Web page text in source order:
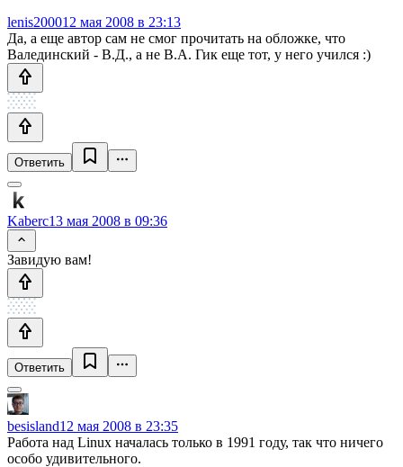
lenis200012 мая 2008 в 23:13
Да, а еще автор сам не смог прочитать на обложке, что
Валединский - В.Д., а не В.А. Гик еще тот, у него учился :)
Ответить
Kaberc13 мая 2008 в 09:36
Завидую вам!
Ответить
besisland12 мая 2008 в 23:35
Работа над Linux началась только в 1991 году, так что ничего
особо удивительного.